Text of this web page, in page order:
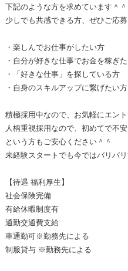
下記のような方を求めています＾＾
少しでも共感できる方、ぜひご応募
・楽しんでお仕事がしたい方
・自分が好きな仕事でお金を稼ぎ
・「好きな仕事」を探している方
・自身のスキルアップに繋げたい方
積極採用中なので、お気軽にエン
人柄重視採用なので、初めてで不安
という方もご安心ください＾＾
未経験スタートでも今ではバリバ
【待遇 福利厚生】
社会保険完備
有給休暇制度有
通勤交通費支給
車通勤可※勤務先による
制服貸与 ※勤務先による